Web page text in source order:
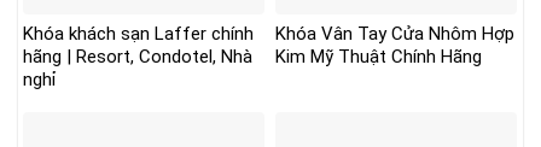
Khóa khách sạn Laffer chính
hãng | Resort, Condotel, Nhà
nghỉ
Khóa Vân Tay Cửa Nhôm Hợp
Kim Mỹ Thuật Chính Hãng